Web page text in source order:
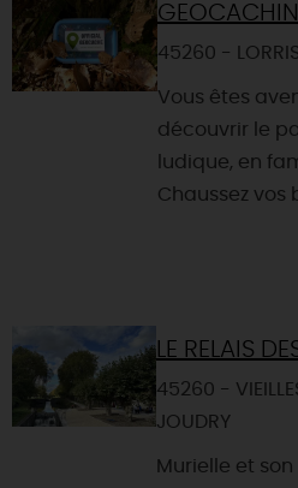
45260 - LORRIS
Vous êtes
découvrir le
ludique, en
Chaussez vos
LE RELAIS
45260 -
JOUDRY
Murielle et